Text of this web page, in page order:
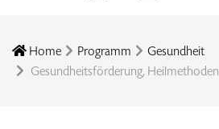
Home Programm
Gesundheit
Gesundheitsförderung, Heilmethoden